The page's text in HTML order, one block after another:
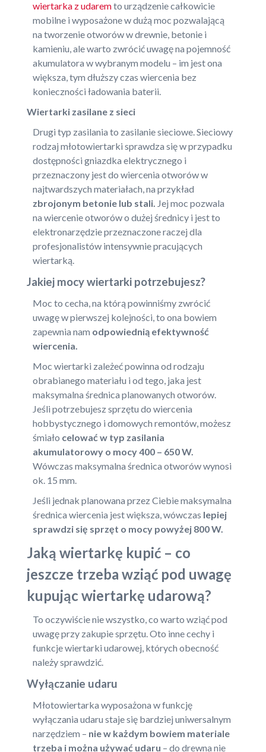
wiertarka z udaremto urządzenie całkowicie
mobilne i wyposażone w dużą moc pozwalającą
na tworzenie otworów w drewnie, betonie i
kamieniu, ale warto zwrócić uwagę na pojemność
akumulatora w wybranym modelu – im jest ona
większa, tym dłuższy czas wiercenia bez
konieczności ładowania baterii.
Wiertarki zasilane z sieci
Drugi typ zasilania to zasilanie sieciowe. Sieciowy
rodzaj młotowiertarki sprawdza się w przypadku
dostępności gniazdka elektrycznego i
przeznaczony jest do wiercenia otworów w
najtwardszych materiałach, na przykład
zbrojonym betonie lub stali. Jej moc pozwala
na wiercenie otworów o dużej średnicy i jest to
elektronarzędzie przeznaczone raczej dla
profesjonalistów intensywnie pracujących
wiertarką.
Jakiej mocy wiertarki potrzebujesz?
Moc to cecha, na którą powinniśmy zwrócić
uwagę w pierwszej kolejności, to ona bowiem
zapewnia nam odpowiednią efektywność
wiercenia.
Moc wiertarki zależeć powinna od rodzaju
obrabianego materiału i od tego, jaka jest
maksymalna średnica planowanych otworów.
Jeśli potrzebujesz sprzętu do wiercenia
hobbystycznego i domowych remontów, możesz
śmiało celować w typ zasilania
akumulatorowy o mocy 400 – 650 W.
Wówczas maksymalna średnica otworów wynosi
ok. 15 mm.
Jeśli jednak planowana przez Ciebie maksymalna
średnica wiercenia jest większa, wówczas lepiej
sprawdzi się sprzęt o mocy powyżej 800 W.
Jaką wiertarkę kupić – co
jeszcze trzeba wziąć pod uwagę
kupując wiertarkę udarową?
To oczywiście nie wszystko, co warto wziąć pod
uwagę przy zakupie sprzętu. Oto inne cechy i
funkcje wiertarki udarowej, których obecność
należy sprawdzić.
Wyłączanie udaru
Młotowiertarka wyposażona w funkcję
wyłączania udaru staje się bardziej uniwersalnym
narzędziem – nie w każdym bowiem materiale
trzeba i można używać udaru – do drewna nie